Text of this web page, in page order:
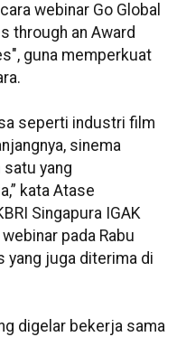
webinar Go Global
through an Award
guna memperkuat
seperti industri film
sinema
satu yang
kata Atase
Singapura IGAK
pada Rabu
yang juga diterima di
digelar bekerja sama